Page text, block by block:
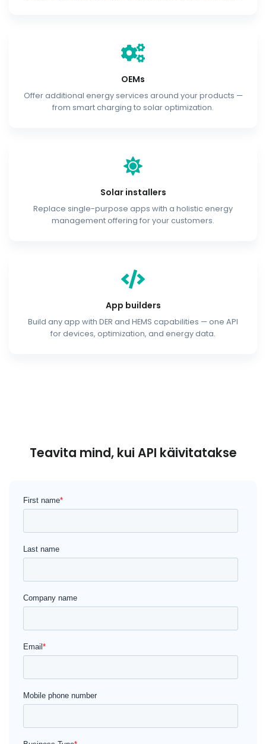
OEMs
Offer additional energy services around your products —
from smart charging to solar optimization.
Solar installers
Replace single-purpose apps with a holistic energy
management offering for your customers.
App builders
Build any app with DER and HEMS capabilities — one API
for devices, optimization, and energy data.
Teavita mind, kui API käivitatakse